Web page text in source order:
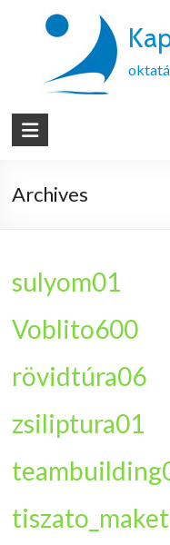
Archives
sulyom01
Voblito600
rövidtúra06
zsiliptura01